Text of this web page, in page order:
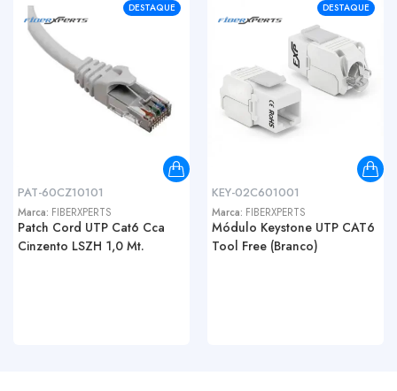
DESTAQUE
PAT-60CZ10101
Marca: FIBERXPERTS
Patch Cord UTP Cat6 Cca
Cinzento LSZH 1,0 Mt.
DESTAQUE
KEY-02C601001
Marca: FIBERXPERTS
Módulo Keystone UTP CAT6
Tool Free (Branco)